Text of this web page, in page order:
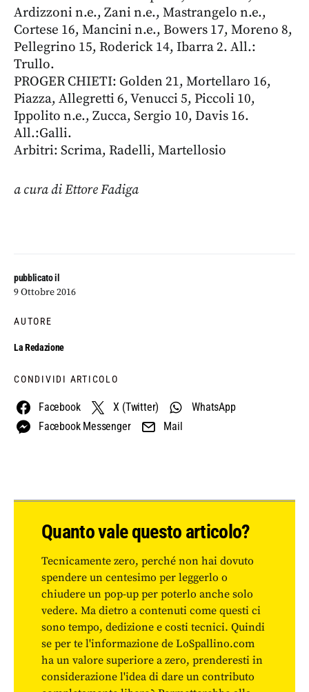
pubblicato il
9 Ottobre 2016
AUTORE
La Redazione
CONDIVIDI ARTICOLO
Facebook X (Twitter)
WhatsApp
Facebook Messenger
Mail
Ardizzoni n.e., Zani n.e., Mastrangelo n.e.,
Cortese 16, Mancini n.e., Bowers 17, Moreno 8,
Pellegrino 15, Roderick 14, Ibarra 2. All.:
Trullo.
PROGER CHIETI: Golden 21, Mortellaro 16,
Piazza, Allegretti 6, Venucci 5, Piccoli 10,
Ippolito n.e., Zucca, Sergio 10, Davis 16.
All.:Galli.
Arbitri: Scrima, Radelli, Martellosio
a cura di Ettore Fadiga
Quanto vale questo articolo?
Tecnicamente zero, perché non hai dovuto
spendere un centesimo per leggerlo o
chiudere un pop-up per poterlo anche solo
vedere. Ma dietro a contenuti come questi ci
sono tempo, dedizione e costi tecnici. Quindi
se per te l'informazione de LoSpallino.com
ha un valore superiore a zero, prenderesti in
considerazione l'idea di dare un contributo